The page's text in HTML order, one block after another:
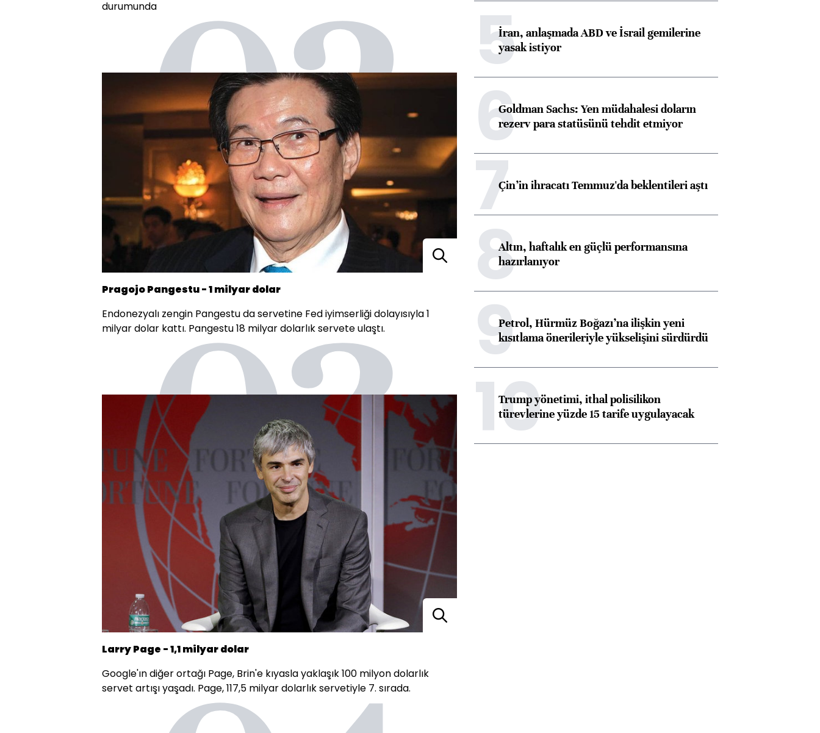
durumunda02
Pragojo Pangestu - 1 milyar dolar
Endonezyalı zengin Pangestu da servetine Fed iyimserliği dolayısıyla 1
milyar dolar kattı. Pangestu 18 milyar dolarlık servete ulaştı.
03
Larry Page - 1,1 milyar dolar
Google'ın diğer ortağı Page, Brin'e kıyasla yaklaşık 100 milyon dolarlık
servet artışı yaşadı. Page, 117,5 milyar dolarlık servetiyle 7. sırada.
5İran, anlaşmada ABD ve İsrail gemilerine
yasak istiyor
6Goldman Sachs: Yen müdahalesi doların
rezerv para statüsünü tehdit etmiyor
7Çin’in ihracatı Temmuz'da beklentileri aştı
8Altın, haftalık en güçlü performansına
hazırlanıyor
9Petrol, Hürmüz Boğazı’na ilişkin yeni
kısıtlama önerileriyle yükselişini sürdürdü
10
Trump yönetimi, ithal polisilikon
türevlerine yüzde 15 tarife uygulayacak